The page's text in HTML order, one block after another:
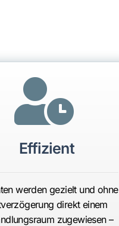
Effizient
werden gezielt und ohne
direkt einem
zugewiesen –